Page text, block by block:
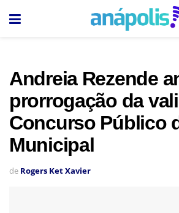
Andreia Rezende
prorrogação da
Concurso Público
Municipal
de Rogers Ket Xavier